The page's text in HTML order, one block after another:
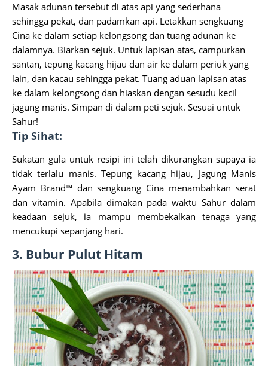
Masak adunan tersebut di atas api yang sederhana
sehingga pekat, dan padamkan api. Letakkan sengkuang
Cina ke dalam setiap kelongsong dan tuang adunan ke
dalamnya. Biarkan sejuk. Untuk lapisan atas, campurkan
santan, tepung kacang hijau dan air ke dalam periuk yang
lain, dan kacau sehingga pekat. Tuang aduan lapisan atas
ke dalam kelongsong dan hiaskan dengan sesudu kecil
jagung manis. Simpan di dalam peti sejuk. Sesuai untuk
Sahur!
Tip Sihat:
Sukatan gula untuk resipi ini telah dikurangkan supaya ia
tidak terlalu manis. Tepung kacang hijau, Jagung Manis
Ayam Brand™ dan sengkuang Cina menambahkan serat
dan vitamin. Apabila dimakan pada waktu Sahur dalam
keadaan sejuk, ia mampu membekalkan tenaga yang
mencukupi sepanjang hari.
3. Bubur Pulut Hitam